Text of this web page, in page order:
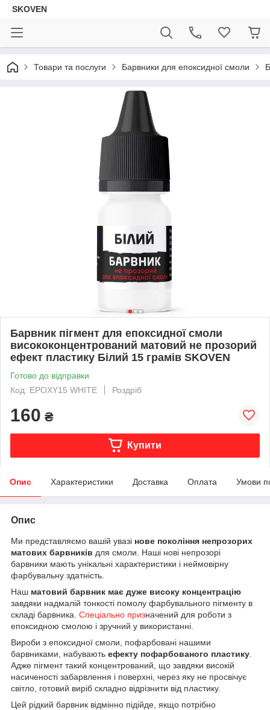
SKOVEN
Товари та послуги Барвники для епоксидної смоли
Барвник пігмент для епоксидної смоли
висококонцентрований матовий не прозорий
ефект пластику Білий 15 грамів SKOVEN
Готово до відправки
Код: EPOXY15 WHITE
Роздріб
160 ₴
Купити
Опис Характеристики Доставка Оплата Умови
Опис
Ми представляємо вашій увазі нове покоління непрозорих
матових барвників для смоли. Наші нові непрозорі
барвники мають унікальні характеристики і неймовірну
фарбувальну здатність.
Наш матовий барвник має дуже високу концентрацію
завдяки надмалій тонкості помолу фарбувального пігменту в
складі барвника . Спеціально призначений для роботи з
епоксидною смолою і зручний у використанні.
Вироби з епоксидної смоли, пофарбовані нашими
барвниками, набувають ефекту пофарбованого пластику
Адже пігмент такий концентрований, що завдяки високій
насиченості забарвлення і поверхні, через яку не просвічує
світло, готовий виріб складно відрізнити від пластику.
Цей рідкий барвник відмінно підійде, якщо потрібно